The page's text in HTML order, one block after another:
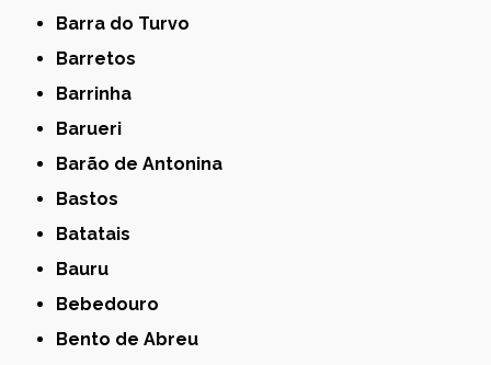
Barra do Turvo
Barretos
Barrinha
Barueri
Barão de Antonina
Bastos
Batatais
Bauru
Bebedouro
Bento de Abreu